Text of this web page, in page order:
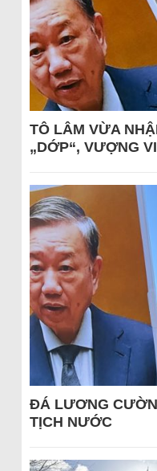
TÔ LÂM VỪA
„DỚP“, VƯỢNG
ĐÁ LƯƠNG
TỊCH NƯỚC